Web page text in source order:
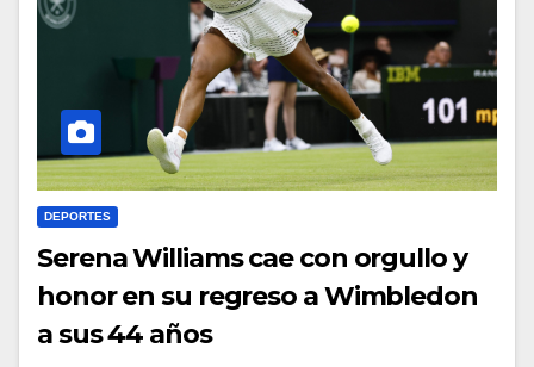
DEPORTES
Serena Williams cae con orgullo y
honor en su regreso a Wimbledon
a sus 44 años